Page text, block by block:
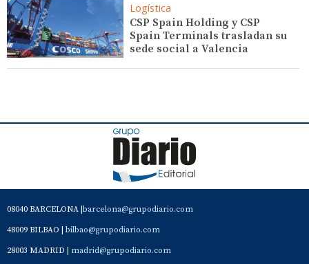
Logística
CSP Spain Holding y CSP
Spain Terminals trasladan su
sede social a Valencia
08040 BARCELONA | barcelona@grupodiario.com
48009 BILBAO | bilbao@grupodiario.com
28003 MADRID | madrid@grupodiario.com